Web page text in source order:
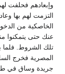
وإبعادهم فحلفت
التزمت لهم بها
الخاصكية من
عنك حتى يتمكنوا
تلك الشروط‏.‏ فلما
المصرية فخرج
جريدة وساق في